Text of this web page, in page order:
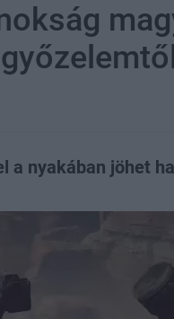
a nyakában jöhet